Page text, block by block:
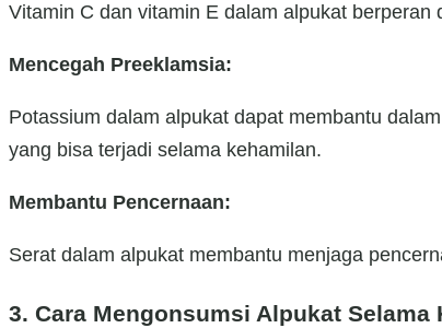
Vitamin C dan vitamin E dalam alpukat
Mencegah Preeklamsia:
Potassium dalam alpukat dapat membantu
yang bisa terjadi selama kehamilan.
Membantu Pencernaan:
Serat dalam alpukat membantu menjaga
3. Cara Mengonsumsi Alpukat Selama